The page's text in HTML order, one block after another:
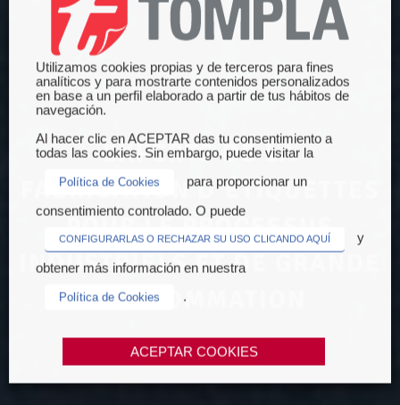
EXPERTS DE LA
FABRICATION D’ÉTIQUETTES
POUR LE PROCESSUS
INDUSTRIELS ET DE GRANDE
CONSOMMATION
NOUS CONTACTER
Utilizamos cookies propias y de terceros para fines
analíticos y para mostrarte contenidos personalizados
en base a un perfil elaborado a partir de tus hábitos de
navegación.
Al hacer clic en ACEPTAR das tu consentimiento a
todas las cookies. Sin embargo, puede visitar la
Política de Cookies para proporcionar un
consentimiento controlado. O puede
CONFIGURARLAS O RECHAZAR SU USO CLICANDO AQUÍ y
obtener más información en nuestra
Política de Cookies .
ACEPTAR COOKIES